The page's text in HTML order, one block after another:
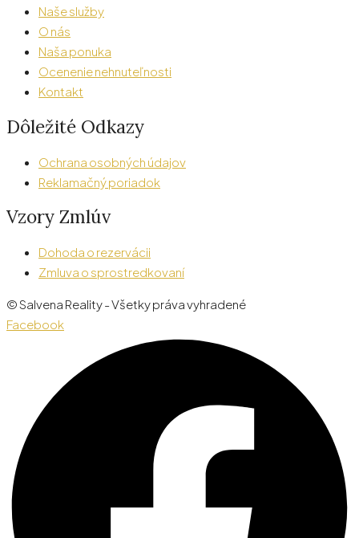
Naše služby
O nás
Naša ponuka
Ocenenie nehnuteľnosti
Kontakt
Dôležité Odkazy
Ochrana osobných údajov
Reklamačný poriadok
Vzory Zmlúv
Dohoda o rezervácii
Zmluva o sprostredkovaní
© Salvena Reality - Všetky práva vyhradené
Facebook